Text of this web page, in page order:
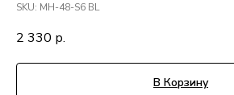
SKU: MH-48-S6 BL
2 330 р.
В Корзину